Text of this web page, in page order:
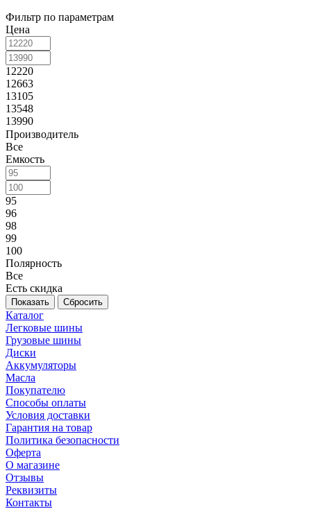
Фильтр по параметрам
Цена
12220
12663
13105
13548
13990
Производитель
Все
Емкость
95
96
98
99
100
Полярность
Все
Есть скидка
Сбросить
Каталог
Легковые шины
Грузовые шины
Диски
Аккумуляторы
Масла
Покупателю
Способы оплаты
Условия доставки
Гарантия на товар
Политика безопасности
Оферта
О магазине
Отзывы
Реквизиты
Контакты